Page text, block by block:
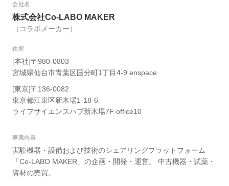
会社名
株式会社Co-LABO MAKER
（コラボメーカー）
住所
[本社]〒980-0803
宮城県仙台市青葉区国分町1丁目4-9 enspace
[東京]〒136-0082
東京都江東区新木場1-18-6
ライフサイエンスハブ新木場7F office10
事業内容
実験機器・設備および技術のシェアリングプラットフォーム
「Co-LABO MAKER」の企画・開発・運営。 中古機器・試薬・
資材の売買。